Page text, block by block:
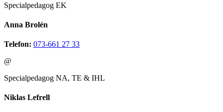
Specialpedagog EK
Anna Brolén
Telefon: 073-661 27 33
@
Specialpedagog NA, TE & IHL
Niklas Lefrell